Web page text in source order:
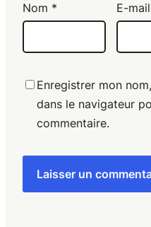
Nom * E-mail
Enregistrer mon
dans le navigateur
commentaire.